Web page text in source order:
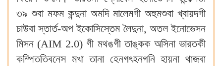
৩৯ শুবা মফম কন্দুনা অমদি মালেমগী অহুমশুবা খ্বায়দগী
চাউবা স্তার্ত-অপ ইকোসিস্তেম লৈদুনা, অতল ইনোভেসন
মিসন (AIM 2.0) গী মথঙগী তাঙ্কক অসিনা ভারতকী
কম্পিততিবনেস মখা তানা হেনগৎহনগনি হায়না থাজবা